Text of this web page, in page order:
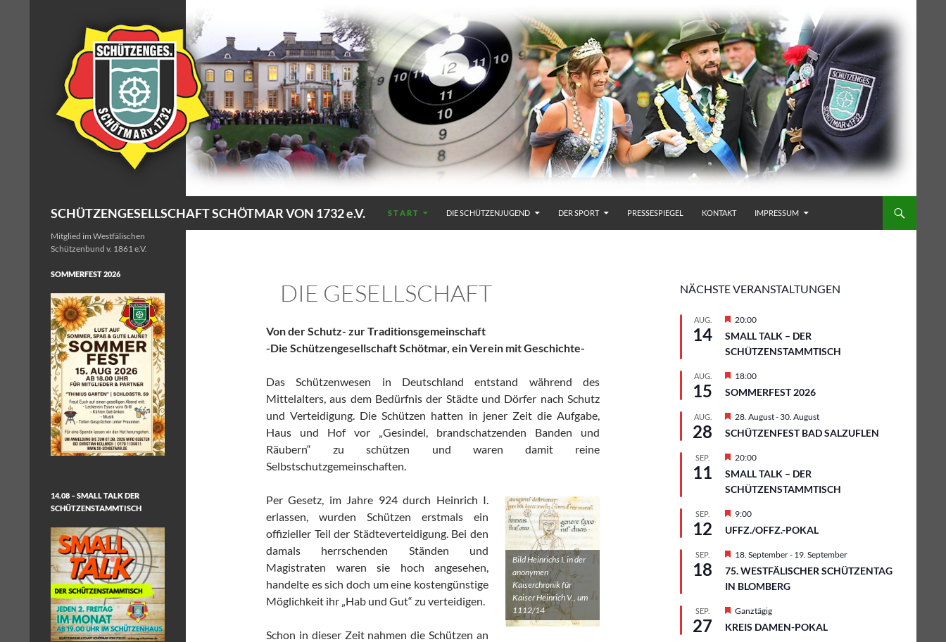
SCHÜTZENGESELLSCHAFT SCHÖTMAR VON 1732 e.V. S T A R T DIE SCHÜTZENJUGEND DER SPORT PRESSESPIEGEL KONTAKT IMPRESSUM
DIE GESELLSCHAFT
Von der Schutz- zur Traditionsgemeinschaft
-Die Schützengesellschaft Schötmar, ein Verein mit Geschichte-
Das Schützenwesen in Deutschland entstand während des
Mittelalters, aus dem Bedürfnis der Städte und Dörfer nach Schutz
und Verteidigung. Die Schützen hatten in jener Zeit die Aufgabe,
Haus und Hof vor „Gesindel, brandschatzenden Banden und
Räubern“ zu schützen und waren damit reine
Selbstschutzgemeinschaften.
Bild Heinrichs I. in der
anonymen
Kaiserchronik für
Kaiser Heinrich V., um
1112/14
Per Gesetz, im Jahre 924 durch Heinrich I.
erlassen, wurden Schützen erstmals ein
offizieller Teil der Städteverteidigung. Bei den
damals herrschenden Ständen und
Magistraten waren sie hoch angesehen,
handelte es sich doch um eine kostengünstige
Möglichkeit ihr „Hab und Gut“ zu verteidigen.
Schon in dieser Zeit nahmen die Schützen an
NÄCHSTE VERANSTALTUNGEN
AUG.
14
Hervorgehoben
20:00
SMALL TALK – DER
SCHÜTZENSTAMMTISCH
AUG.
15
Hervorgehoben
18:00
SOMMERFEST 2026
AUG.
28
Hervorgehoben
28. August- 30. August
SCHÜTZENFEST BAD SALZUFLEN
SEP.
11
Hervorgehoben
20:00
SMALL TALK – DER
SCHÜTZENSTAMMTISCH
SEP.
12
Hervorgehoben
9:00
UFFZ./OFFZ.-POKAL
SEP.
18
Hervorgehoben
18. September- 19. September
75. WESTFÄLISCHER SCHÜTZENTAG
IN BLOMBERG
SEP.
27
Hervorgehoben
Ganztägig
KREIS DAMEN-POKAL
Mitglied im Westfälischen
Schützenbund v. 1861 e.V.
SOMMERFEST 2026
14.08 – SMALL TALK DER
SCHÜTZENSTAMMTISCH